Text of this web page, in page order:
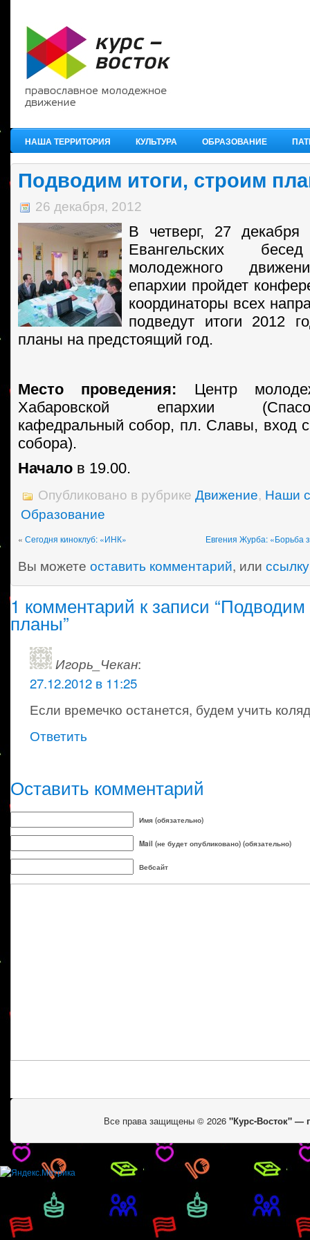
НАША ТЕРРИТОРИЯ КУЛЬТУРА ОБРАЗОВАНИЕ
Подводим итоги, строим
26 декабря, 2012
В четверг, 27
Евангельских
молодежного
епархии пройдет
координаторы всех
подведут итоги 2012
планы на предстоящий год.
Место проведения: Центр
Хабаровской епархии (Спасо-
кафедральный собор, пл. Славы, вход
собора).
Начало в 19.00.
Опубликовано в рубрике Движение, Наши
Образование
« Сегодня киноклуб: «ИНК» Евгения Журба: «Борьба
Вы можете оставить комментарий, или ссылку
1 комментарий к записи
планы”
Игорь_Чекан:
27.12.2012 в 11:25
Если времечко останется, будем учить
Ответить
Оставить комментарий
Имя (обязательно)
Mail (не будет опубликовано) (обязательно)
Вебсайт
Все права защищены © 2026 "Курс-Восток" —